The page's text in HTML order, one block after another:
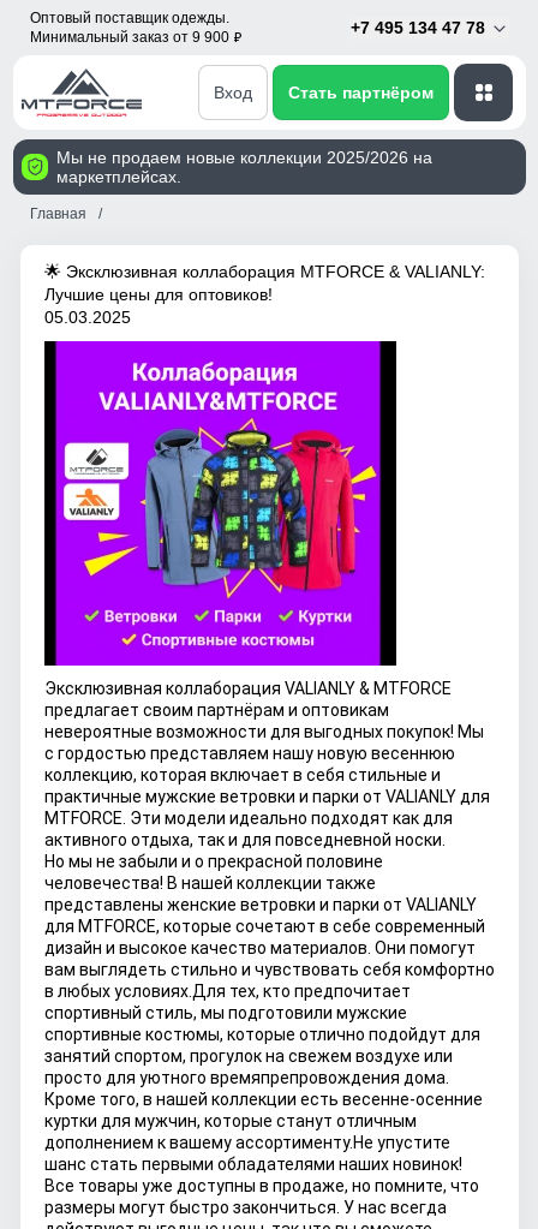
Оптовый поставщик одежды.
Минимальный заказ от 9 900 p
+7 495 134 47 78
Вход Стать партнёром
Мы не продаем новые коллекции 2025/2026 на
маркетплейсах.
Главная
🌟 Эксклюзивная коллаборация MTFORCE & VALIANLY:
Лучшие цены для оптовиков!
05.03.2025
Эксклюзивная коллаборация VALIANLY & MTFORCE
предлагает своим партнёрам и оптовикам
невероятные возможности для выгодных покупок! Мы
с гордостью представляем нашу новую весеннюю
коллекцию, которая включает в себя стильные и
практичные мужские ветровки и парки от VALIANLY для
MTFORCE. Эти модели идеально подходят как для
активного отдыха, так и для повседневной носки.
Но мы не забыли и о прекрасной половине
человечества! В нашей коллекции также
представлены женские ветровки и парки от VALIANLY
для MTFORCE, которые сочетают в себе современный
дизайн и высокое качество материалов. Они помогут
вам выглядеть стильно и чувствовать себя комфортно
в любых условиях.Для тех, кто предпочитает
спортивный стиль, мы подготовили мужские
спортивные костюмы, которые отлично подойдут для
занятий спортом, прогулок на свежем воздухе или
просто для уютного времяпрепровождения дома.
Кроме того, в нашей коллекции есть весенне-осенние
куртки для мужчин, которые станут отличным
дополнением к вашему ассортименту.Не упустите
шанс стать первыми обладателями наших новинок!
Все товары уже доступны в продаже, но помните, что
размеры могут быстро закончиться. У нас всегда